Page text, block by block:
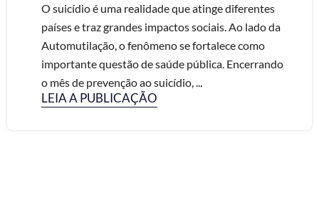
O suicídio é uma realidade que atinge diferentes
países e traz grandes impactos sociais. Ao lado da
Automutilação, o fenômeno se fortalece como
importante questão de saúde pública. Encerrando
o mês de prevenção ao suicídio, ...
LEIA A PUBLICAÇÃO